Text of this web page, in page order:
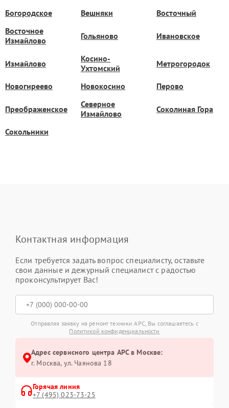
Богородское Вешняки
Восточный
Восточное
Измайлово
Гольяново Ивановское
Измайлово
Косино-
Ухтомский
Метрогородок
Новогиреево Новокосино Перово
Преображенское
Северное
Измайлово
Соколиная Гора
Сокольники
Контактная информация
Если требуется задать вопрос специалисту, оставьте
свои данные и дежурный специалист с радостью
проконсультирует Вас!
Отправляя заявку на ремонт техники APC, Вы соглашаетесь с
Политикой конфиденциальности
Адрес сервисного центра APC в Москве:
г. Москва, ул. Чаянова 18
Горячая линия
+7 (495) 023-73-25